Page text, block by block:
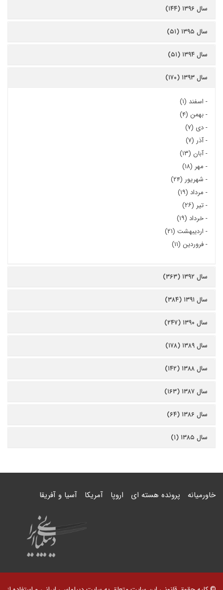
سال ۱۳۹۶ (۱۴۴)
سال ۱۳۹۵ (۵۱)
سال ۱۳۹۴ (۵۱)
سال ۱۳۹۳ (۱۷۰)
- اسفند (۱)
-بهمن (۴)
-دی (۷)
-آذر (۷)
-آبان (۱۳)
- مهر (۱۸)
- شهریور (۲۴)
- مرداد (۱۹)
-تیر (۲۶)
-خرداد (۱۹)
- اردیبهشت (۲۱)
-فروردین (۱۱)
سال ۱۳۹۲ (۳۶۳)
سال ۱۳۹۱ (۳۸۴)
سال ۱۳۹۰ (۲۴۷)
سال ۱۳۸۹ (۱۷۸)
سال ۱۳۸۸ (۱۴۲)
سال ۱۳۸۷ (۱۶۳)
سال ۱۳۸۶ (۶۴)
سال ۱۳۸۵ (۱)
خاورمیانه پرونده هسته ای اروپا آمریکا آسیا و آفریقا